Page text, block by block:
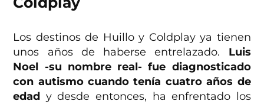
Los destinos de Huillo y Coldplay ya tienen
unos años de haberse entrelazado. Luis
Noel -su nombre real- fue diagnosticado
con autismo cuando tenía cuatro años de
edad y desde entonces, ha enfrentado los